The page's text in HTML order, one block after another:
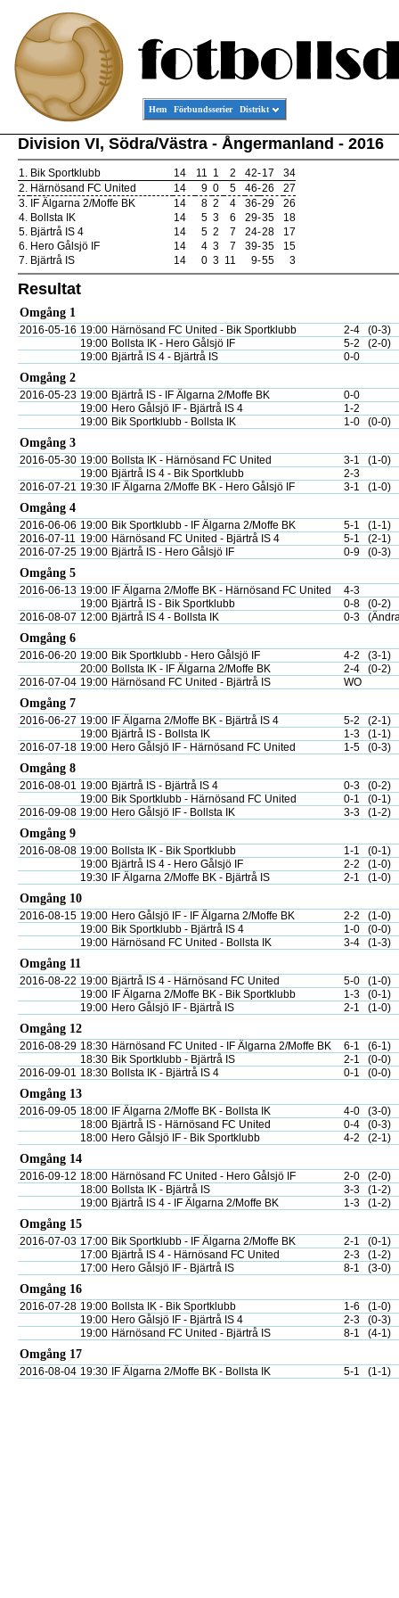
Hem Förbundsserier Distrikt
Division VI, Södra/Västra - Ångermanland - 2016
1. Bik Sportklubb 14 11 1 2 42-17
34
2. Härnösand FC United 14 9 0 5 46-26
27
3. IF Älgarna 2/Moffe BK 14 8 2 4 36-29
26
4. Bollsta IK 14 5 3 6 29-35
18
5. Bjärtrå IS 4 14 5 2 7 24-28
17
6. Hero Gålsjö IF 14 4 3 7 39-35
15
7. Bjärtrå IS 14 0 3 11 9-55 3
Resultat
Omgång 1
2016-05-16 19:00 Härnösand FC United - Bik Sportklubb 2-4
(0-3)
19:00 Bollsta IK - Hero Gålsjö IF 5-2
(2-0)
19:00 Bjärtrå IS 4 - Bjärtrå IS 0-0
Omgång 2
2016-05-23 19:00 Bjärtrå IS - IF Älgarna 2/Moffe BK
0-0
19:00 Hero Gålsjö IF - Bjärtrå IS 4
1-2
19:00 Bik Sportklubb - Bollsta IK 1-0 (0-0)
Omgång 3
2016-05-30 19:00 Bollsta IK - Härnösand FC United 3-1
(1-0)
19:00 Bjärtrå IS 4 - Bik Sportklubb
2-3
2016-07-21 19:30 IF Älgarna 2/Moffe BK - Hero Gålsjö IF 3-1 (1-0)
Omgång 4
2016-06-06 19:00 Bik Sportklubb - IF Älgarna 2/Moffe BK 5-1
(1-1)
2016-07-11 19:00 Härnösand FC United - Bjärtrå IS 4 5-1
(2-1)
2016-07-25 19:00 Bjärtrå IS - Hero Gålsjö IF 0-9 (0-3)
Omgång 5
2016-06-13 19:00 IF Älgarna 2/Moffe BK - Härnösand FC United
4-3
19:00 Bjärtrå IS - Bik Sportklubb 0-8
(0-2)
2016-08-07 12:00 Bjärtrå IS 4 - Bollsta IK 0-3
Omgång 6
2016-06-20 19:00 Bik Sportklubb - Hero Gålsjö IF 4-2
(3-1)
20:00 Bollsta IK - IF Älgarna 2/Moffe BK 2-4
(0-2)
2016-07-04 19:00 Härnösand FC United - Bjärtrå IS WO
Omgång 7
2016-06-27 19:00 IF Älgarna 2/Moffe BK - Bjärtrå IS 4 5-2
(2-1)
19:00 Bjärtrå IS - Bollsta IK 1-3
(1-1)
2016-07-18 19:00 Hero Gålsjö IF - Härnösand FC United 1-5 (0-3)
Omgång 8
2016-08-01 19:00 Bjärtrå IS - Bjärtrå IS 4 0-3
(0-2)
19:00 Bik Sportklubb - Härnösand FC United 0-1
(0-1)
2016-09-08 19:00 Hero Gålsjö IF - Bollsta IK 3-3 (1-2)
Omgång 9
2016-08-08 19:00 Bollsta IK - Bik Sportklubb 1-1
(0-1)
19:00 Bjärtrå IS 4 - Hero Gålsjö IF 2-2
(1-0)
19:30
IF Älgarna 2/Moffe BK - Bjärtrå IS 2-1 (1-0)
Omgång 10
2016-08-15 19:00 Hero Gålsjö IF - IF Älgarna 2/Moffe BK 2-2
(1-0)
19:00 Bik Sportklubb - Bjärtrå IS 4 1-0
(0-0)
19:00 Härnösand FC United - Bollsta IK 3-4 (1-3)
Omgång 11
2016-08-22 19:00 Bjärtrå IS 4 - Härnösand FC United 5-0
(1-0)
19:00
IF Älgarna 2/Moffe BK - Bik Sportklubb 1-3
(0-1)
19:00 Hero Gålsjö IF - Bjärtrå IS 2-1 (1-0)
Omgång 12
2016-08-29 18:30 Härnösand FC United - IF Älgarna 2/Moffe BK 6-1
(6-1)
18:30 Bik Sportklubb - Bjärtrå IS 2-1
(0-0)
2016-09-01 18:30 Bollsta IK - Bjärtrå IS 4 0-1 (0-0)
Omgång 13
2016-09-05 18:00 IF Älgarna 2/Moffe BK - Bollsta IK 4-0
(3-0)
18:00 Bjärtrå IS - Härnösand FC United 0-4
(0-3)
18:00 Hero Gålsjö IF - Bik Sportklubb 4-2 (2-1)
Omgång 14
2016-09-12 18:00 Härnösand FC United - Hero Gålsjö IF 2-0
(2-0)
18:00 Bollsta IK - Bjärtrå IS 3-3
(1-2)
19:00 Bjärtrå IS 4 - IF Älgarna 2/Moffe BK 1-3 (1-2)
Omgång 15
2016-07-03 17:00 Bik Sportklubb - IF Älgarna 2/Moffe BK 2-1
(0-1)
17:00 Bjärtrå IS 4 - Härnösand FC United 2-3
(1-2)
17:00 Hero Gålsjö IF - Bjärtrå IS 8-1 (3-0)
Omgång 16
2016-07-28 19:00 Bollsta IK - Bik Sportklubb 1-6
(1-0)
19:00 Hero Gålsjö IF - Bjärtrå IS 4 2-3
(0-3)
19:00 Härnösand FC United - Bjärtrå IS 8-1 (4-1)
Omgång 17
2016-08-04 19:30 IF Älgarna 2/Moffe BK - Bollsta IK 5-1 (1-1)